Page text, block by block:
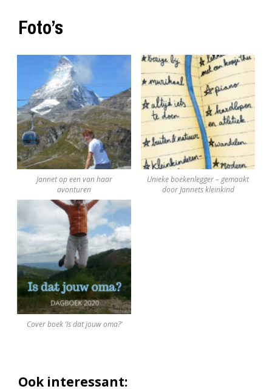
Foto’s
Jannet op een van haar
avonturen
Unieke boekenlegger – gemaakt
door Jannets kleinkind
Cover boek ‘Is dat jouw oma?’
Ook interessant: